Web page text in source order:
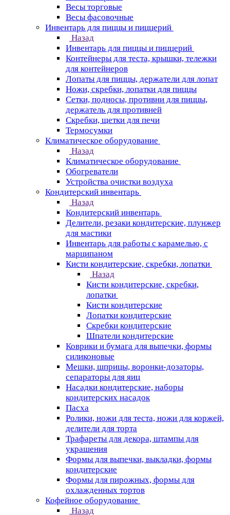
Весы торговые
Весы фасовочные
Инвентарь для пиццы и пиццерий
Назад
Инвентарь для пиццы и пиццерий
Контейнеры для теста, крышки, тележки
для контейнеров
Лопаты для пиццы, держатели для лопат
Ножи, скребки, лопатки для пиццы
Сетки, подносы, противни для пиццы,
держатель для противней
Скребки, щетки для печи
Термосумки
Климатическое оборудование
Назад
Климатическое оборудование
Обогреватели
Устройства очистки воздуха
Кондитерский инвентарь
Назад
Кондитерский инвентарь
Делители, резаки кондитерские, плунжер
для мастики
Инвентарь для работы с карамелью, с
марципаном
Кисти кондитерские, скребки, лопатки
Назад
Кисти кондитерские, скребки,
лопатки
Кисти кондитерские
Лопатки кондитерские
Скребки кондитерские
Шпатели кондитерские
Коврики и бумага для выпечки, формы
силиконовые
Мешки, шприцы, воронки-дозаторы,
сепараторы для яиц
Насадки кондитерские, наборы
кондитерских насадок
Пасха
Ролики, ножи для теста, ножи для коржей,
делители для торта
Трафареты для декора, штампы для
украшения
Формы для выпечки, выкладки, формы
кондитерские
Формы для пирожных, формы для
охлажденных тортов
Кофейное оборудование
Назад